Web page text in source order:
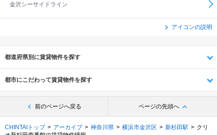
金沢シーサイドライン
アイコンの説明
都道府県別に賃貸物件を探す
都市にこだわって賃貸物件を探す
前のページへ戻る ページの先頭へ
CHINTAIトップ アーカイブ 神奈川県 横浜市金沢区 新杉田駅
クリ